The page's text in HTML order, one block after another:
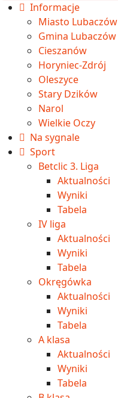
Informacje
Miasto Lubaczów
Gmina Lubaczów
Cieszanów
Horyniec-Zdrój
Oleszyce
Stary Dzików
Narol
Wielkie Oczy
Na sygnale
Sport
Betclic 3. Liga
Aktualności
Wyniki
Tabela
IV liga
Aktualności
Wyniki
Tabela
Okręgówka
Aktualności
Wyniki
Tabela
A klasa
Aktualności
Wyniki
Tabela